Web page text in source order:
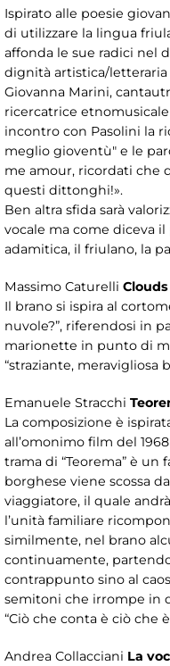
Ispirato alle poesie
di utilizzare la lingua
affonda le sue radici nel
dignità artistica/letteraria
Giovanna Marini,
ricercatrice
incontro con Pasolini la
meglio gioventù" e le
me amour, ricordati che
questi dittonghi!».
Ben altra sfida sarà
vocale ma come diceva
adamitica, il friulano, la
Massimo Caturelli Clouds
Il brano si ispira al
nuvole?”, riferendosi in
marionette in punto di
“straziante, meravigliosa
Emanuele Stracchi
La composizione è
all’omonimo film del
trama di “Teorema” è
borghese viene scossa
viaggiatore, il quale
l’unità familiare
similmente, nel brano
continuamente,
contrappunto sino al
semitoni che irrompe in
“Ciò che conta è ciò che
Andrea Collacciani La